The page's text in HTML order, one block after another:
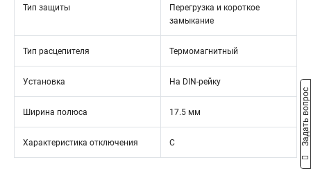
Тип защиты
Перегрузка и короткое
замыкание
Тип расцепителя Термомагнитный
Установка На DIN-рейку
Ширина полюса 17.5 мм
Характеристика отключения C Задать вопрос